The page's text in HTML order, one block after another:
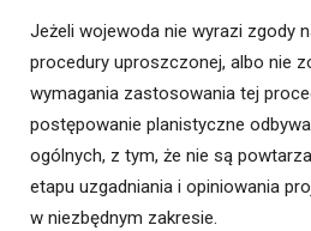
Jeżeli wojewoda nie wyrazi zgody
procedury uproszczonej, albo nie
wymagania zastosowania tej
postępowanie planistyczne
ogólnych, z tym, że nie są
etapu uzgadniania i opiniowania
w niezbędnym zakresie.